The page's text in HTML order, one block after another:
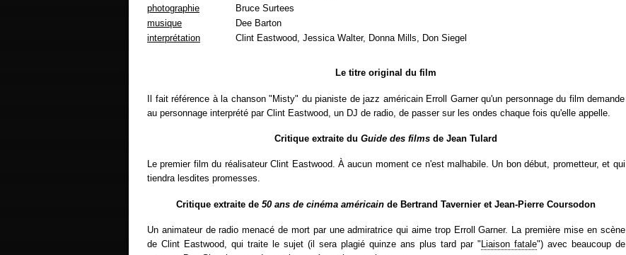
photographie
Bruce Surtees
musique
Dee Barton
interprétation
Clint Eastwood, Jessica Walter, Donna Mills, Don Siegel
Le titre original du film
Il fait référence à la chanson "Misty" du pianiste de jazz américain Erroll Garner qu'un personnage du film demande
au personnage interprété par Clint Eastwood, un DJ de radio, de passer sur les ondes chaque fois qu'elle appelle.
Critique extraite duGuide des films de Jean Tulard
Le premier film du réalisateur Clint Eastwood. À aucun moment ce n'est malhabile. Un bon début, prometteur, et qui
tiendra lesdites promesses.
Critique extraite de50 ans de cinéma américain de Bertrand Tavernier et Jean-Pierre Coursodon
Un animateur de radio menacé de mort par une admiratrice qui aime trop Erroll Garner. La première mise en scène
de Clint Eastwood, qui traite le sujet (il sera plagié quinze ans plus tard par " Liaison fatale") avec beaucoup de